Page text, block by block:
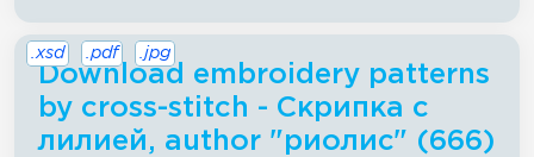
Download embroidery patterns
by cross-stitch - Скрипка с
лилией, author "риолис" (666)
.xsd .pdf .jpg